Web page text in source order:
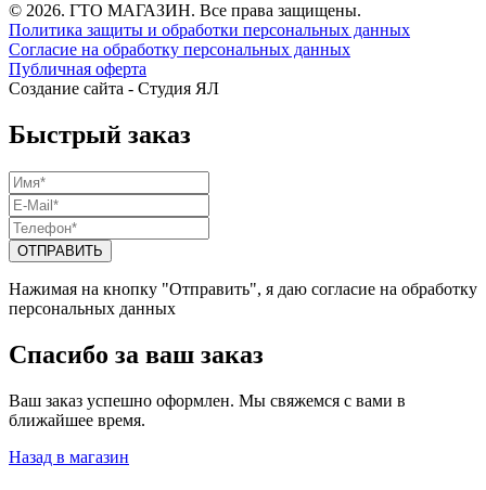
© 2026. ГТО МАГАЗИН. Все права защищены.
Политика защиты и обработки персональных данных
Согласие на обработку персональных данных
Публичная оферта
Создание сайта - Студия ЯЛ
Быстрый заказ
Нажимая на кнопку "Отправить", я даю согласие на обработку
персональных данных
Спасибо за ваш заказ
Ваш заказ успешно оформлен. Мы свяжемся с вами в
ближайшее время.
Назад в магазин